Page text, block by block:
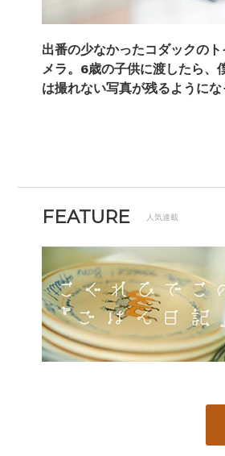
出番の少なかったコダックのト
メラ。6歳の子供に渡したら、
は撮れない写真が残るようにな
FEATURE 人気連載